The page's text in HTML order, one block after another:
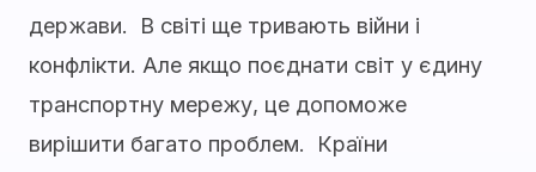
держави. В світі ще тривають війни і
конфлікти. Але якщо поєднати світ у єдину
транспортну мережу, це допоможе
вирішити багато проблем. Країни